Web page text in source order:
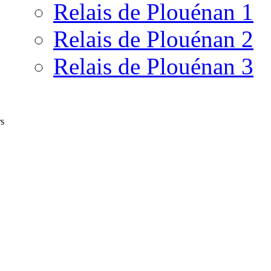
Relais de Plouénan 1
Relais de Plouénan 2
Relais de Plouénan 3